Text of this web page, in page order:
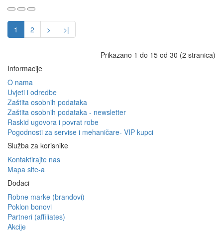
1 2 > >|
Prikazano 1 do 15 od 30 (2 stranica)
Informacije
O nama
Uvjeti i odredbe
Zaštita osobnih podataka
Zaštita osobnih podataka - newsletter
Raskid ugovora i povrat robe
Pogodnosti za servise i mehaničare- VIP kupci
Služba za korisnike
Kontaktirajte nas
Mapa site-a
Dodaci
Robne marke (brandovi)
Poklon bonovi
Partneri (affiliates)
Akcije